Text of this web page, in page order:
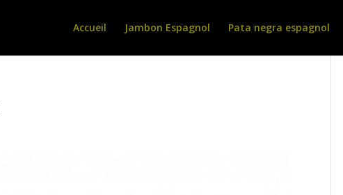
Accueil Jambon Espagnol Pata negra espagnol